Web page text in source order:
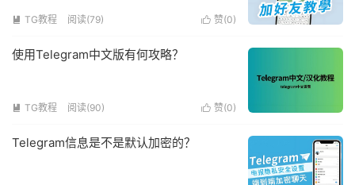
 赞(0)
 TG教程 阅读(79)
使用Telegram中文版有何攻略？
 赞(0)
 TG教程 阅读(90)
Telegram信息是不是默认加密的？